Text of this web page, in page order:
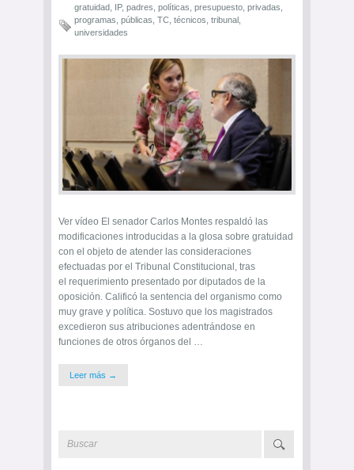
gratuidad IP, padres políticas presupuesto privadas
programas públicas TC técnicos tribunal
universidades
Ver vídeo El senador Carlos Montes respaldó las
modificaciones introducidas a la glosa sobre gratuidad
con el objeto de atender las consideraciones
efectuadas por el Tribunal Constitucional, tras
el requerimiento presentado por diputados de la
oposición. Calificó la sentencia del organismo como
muy grave y política. Sostuvo que los magistrados
excedieron sus atribuciones adentrándose en
funciones de otros órganos del …
Leer más →